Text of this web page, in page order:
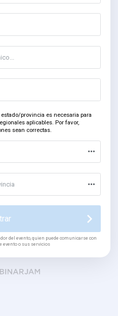
provincia es necesaria para
aplicables. Por favor,
sean correctas.
del evento, quien puede comunicarse con
evento o sus servicios